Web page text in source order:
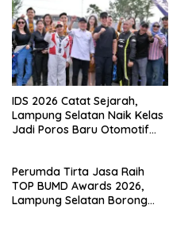
IDS 2026 Catat Sejarah,
Lampung Selatan Naik Kelas
Jadi Poros Baru Otomotif
Perumda Tirta Jasa Raih
TOP BUMD Awards 2026,
Lampung Selatan Borong